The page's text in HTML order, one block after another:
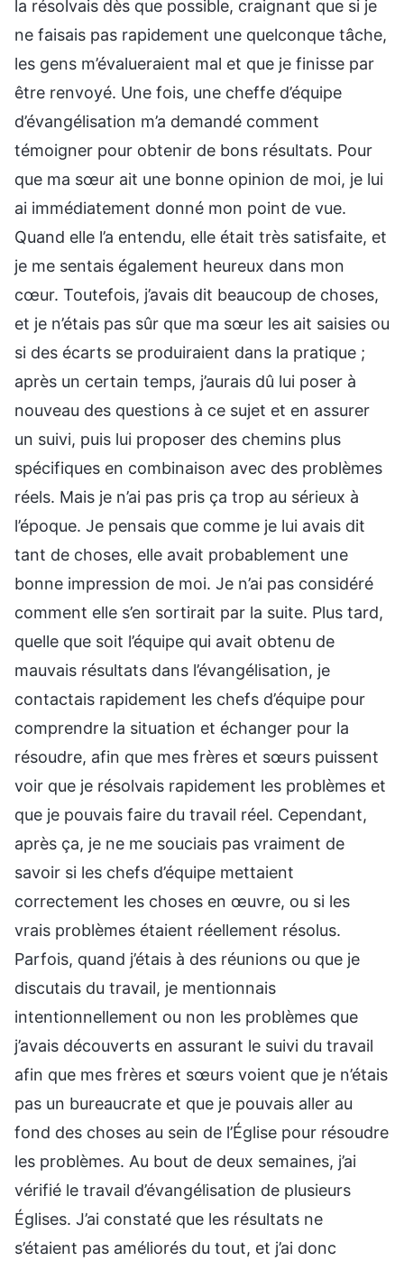
la résolvais dès que possible, craignant que si je
ne faisais pas rapidement une quelconque tâche,
les gens m’évalueraient mal et que je finisse par
être renvoyé. Une fois, une cheffe d’équipe
d’évangélisation m’a demandé comment
témoigner pour obtenir de bons résultats. Pour
que ma sœur ait une bonne opinion de moi, je lui
ai immédiatement donné mon point de vue.
Quand elle l’a entendu, elle était très satisfaite, et
je me sentais également heureux dans mon
cœur. Toutefois, j’avais dit beaucoup de choses,
et je n’étais pas sûr que ma sœur les ait saisies ou
si des écarts se produiraient dans la pratique ;
après un certain temps, j’aurais dû lui poser à
nouveau des questions à ce sujet et en assurer
un suivi, puis lui proposer des chemins plus
spécifiques en combinaison avec des problèmes
réels. Mais je n’ai pas pris ça trop au sérieux à
l’époque. Je pensais que comme je lui avais dit
tant de choses, elle avait probablement une
bonne impression de moi. Je n’ai pas considéré
comment elle s’en sortirait par la suite. Plus tard,
quelle que soit l’équipe qui avait obtenu de
mauvais résultats dans l’évangélisation, je
contactais rapidement les chefs d’équipe pour
comprendre la situation et échanger pour la
résoudre, afin que mes frères et sœurs puissent
voir que je résolvais rapidement les problèmes et
que je pouvais faire du travail réel. Cependant,
après ça, je ne me souciais pas vraiment de
savoir si les chefs d’équipe mettaient
correctement les choses en œuvre, ou si les
vrais problèmes étaient réellement résolus.
Parfois, quand j’étais à des réunions ou que je
discutais du travail, je mentionnais
intentionnellement ou non les problèmes que
j’avais découverts en assurant le suivi du travail
afin que mes frères et sœurs voient que je n’étais
pas un bureaucrate et que je pouvais aller au
fond des choses au sein de l’Église pour résoudre
les problèmes. Au bout de deux semaines, j’ai
vérifié le travail d’évangélisation de plusieurs
Églises. J’ai constaté que les résultats ne
s’étaient pas améliorés du tout, et j’ai donc